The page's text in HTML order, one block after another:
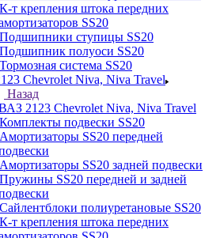
К-т крепления штока передних
SS20
Подшипники ступицы SS20
Подшипник полуоси SS20
Тормозная система SS20
Chevrolet Niva, Niva Travel
Назад
2123 Chevrolet Niva, Niva Travel
Комплекты подвески SS20
Амортизаторы SS20 передней
Амортизаторы SS20 задней подвески
Пружины SS20 передней и задней
Сайлентблоки полиуретановые SS20
К-т крепления штока передних